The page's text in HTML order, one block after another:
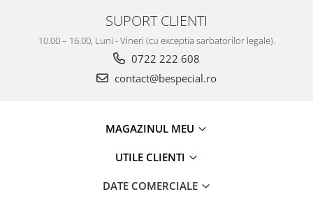
SUPORT CLIENTI
10.00 – 16.00, Luni - Vineri (cu exceptia sarbatorilor legale).
0722 222 608
contact@bespecial.ro
MAGAZINUL MEU
UTILE CLIENTI
DATE COMERCIALE